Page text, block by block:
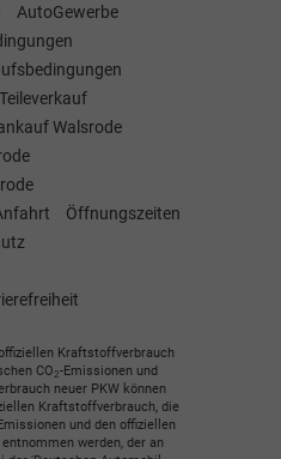
AutoGewerbe
Walsrode
Öffnungszeiten
Kraftstoffverbrauch
CO2-Emissionen und
neuer PKW können
Kraftstoffverbrauch, die
und den offiziellen
werden, der an